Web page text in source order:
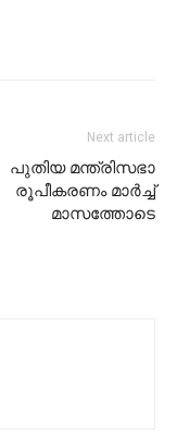
Next article
പുതിയ മന്ത്രിസഭാ
രൂപീകരണം മാർച്ച്
മാസത്തോടെ